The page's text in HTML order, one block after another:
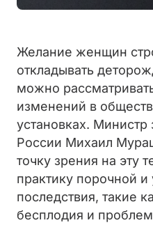
Желание женщин
откладывать
можно
изменений в
установках. Министр
России Михаил
точку зрения на эту
практику порочной и
последствия, такие
бесплодия и